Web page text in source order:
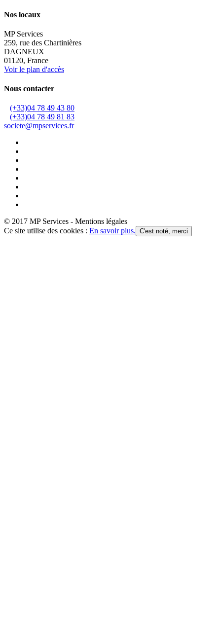
Nos locaux
MP Services
259, rue des Chartinières
DAGNEUX
01120, France
Voir le plan d'accès
Nous contacter
(+33)04 78 49 43 80
(+33)04 78 49 81 83
societe@mpservices.fr
© 2017 MP Services - Mentions légales
Ce site utilise des cookies : En savoir plus. C'est noté, merci